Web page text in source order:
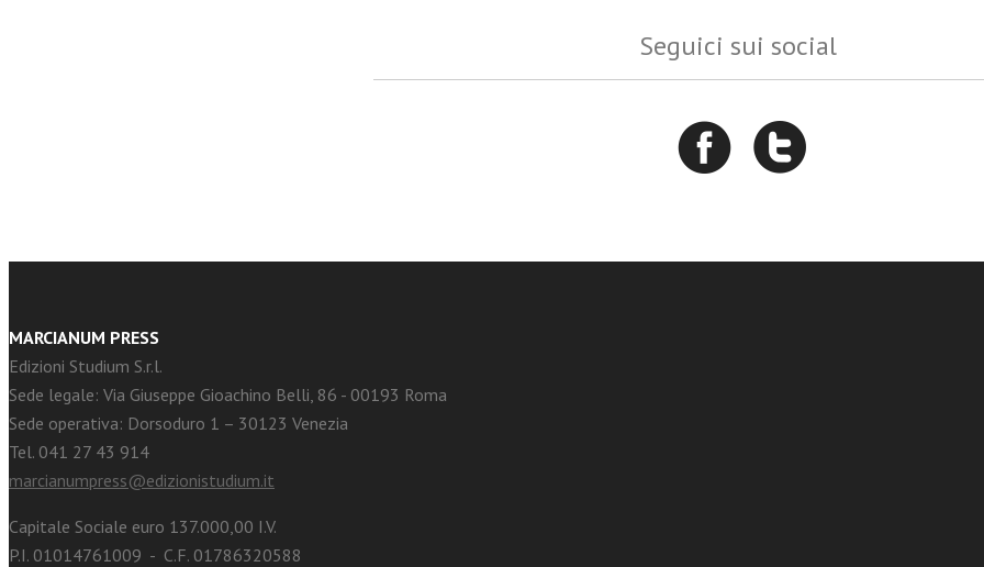
Seguici sui social
MARCIANUM PRESS
Edizioni Studium S.r.l.
Sede legale: Via Giuseppe Gioachino Belli, 86 - 00193 Roma
Sede operativa: Dorsoduro 1 – 30123 Venezia
Tel. 041 27 43 914
marcianumpress@edizionistudium.it
Capitale Sociale euro 137.000,00 I.V.
P.I. 01014761009 - C.F. 01786320588